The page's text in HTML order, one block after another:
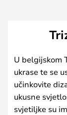
U belgijskom
ukrase te se
učinkovite
ukusne
svjetiljke su